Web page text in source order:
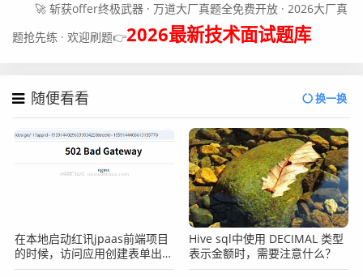
🚀 斩获offer终极武器 · 万道大厂真题全免费开放 · 2026大厂真
题抢先练 · 欢迎刷题👉2026最新技术面试题库
随便看看 换一换
在本地启动红讯jpaas前端项目
的时候，访问应用创建表单出现
502的提示怎么办？
Hive sql中使用 DECIMAL 类型
表示金额时，需要注意什么？